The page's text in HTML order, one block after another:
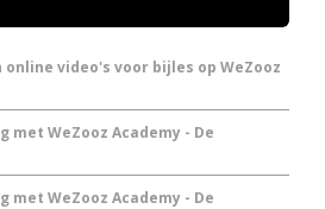
online video's voor bijles op WeZooz
met WeZooz Academy - De
met WeZooz Academy - De